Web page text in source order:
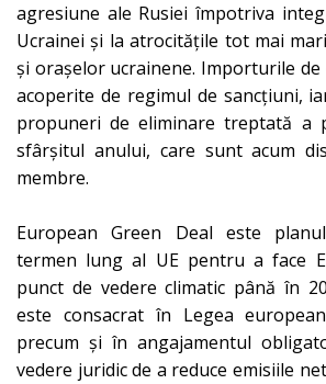
agresiune ale Rusiei împotriva
Ucrainei și la atrocitățile tot mai
și orașelor ucrainene. Importurile
acoperite de regimul de sancțiuni,
propuneri de eliminare treptată a
sfârșitul anului, care sunt acum
membre.
European Green Deal este
termen lung al UE pentru a face
punct de vedere climatic până în
este consacrat în Legea
precum și în angajamentul
vedere juridic de a reduce emisiile